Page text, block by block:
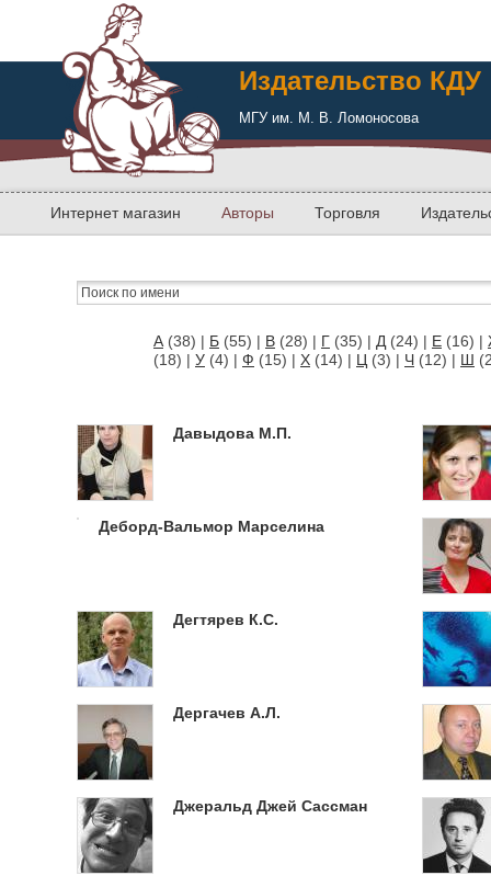
Издательство КДУ
МГУ им. М. В. Ломоносова
Интернет магазин Авторы Торговля
А (38) | Б (55) | В (28) | Г (35) | Д (24) | Е (16) |
(18) | У (4) | Ф (15) | Х (14) | Ц (3) | Ч (12) | Ш
Давыдова М.П.
Деборд-Вальмор Марселина
Дегтярев К.С.
Дергачев А.Л.
Джеральд Джей Сассман